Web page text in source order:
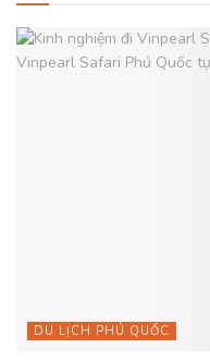
DU LỊCH PHÚ QUỐC